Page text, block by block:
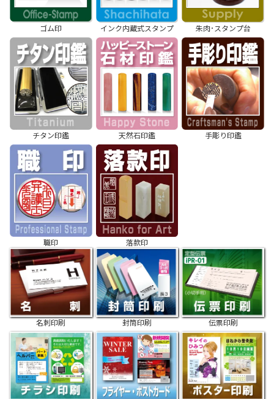
ゴム印 インク内蔵式スタンプ 朱肉･スタンプ台
チタン印鑑 天然石印鑑 手彫り印鑑
職印 落款印
名刺印刷 封筒印刷 伝票印刷